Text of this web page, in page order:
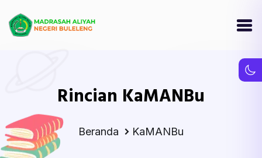
Rincian KaMANBu
Beranda KaMANBu